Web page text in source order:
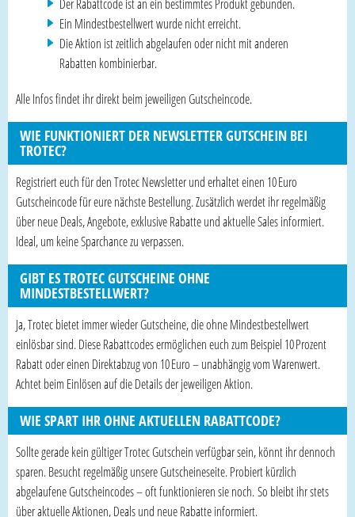
Der Rabattcode ist an ein bestimmtes Produkt gebunden.
Ein Mindestbestellwert wurde nicht erreicht.
Die Aktion ist zeitlich abgelaufen oder nicht mit anderen
Rabatten kombinierbar.
Alle Infos findet ihr direkt beim jeweiligen Gutscheincode.
WIE FUNKTIONIERT DER NEWSLETTER GUTSCHEIN BEI
TROTEC?
Registriert euch für den Trotec Newsletter und erhaltet einen 10 Euro
Gutscheincode für eure nächste Bestellung. Zusätzlich werdet ihr regelmäßig
über neue Deals, Angebote, exklusive Rabatte und aktuelle Sales informiert.
Ideal, um keine Sparchance zu verpassen.
GIBT ES TROTEC GUTSCHEINE OHNE
MINDESTBESTELLWERT?
Ja, Trotec bietet immer wieder Gutscheine, die ohne Mindestbestellwert
einlösbar sind. Diese Rabattcodes ermöglichen euch zum Beispiel 10 Prozent
Rabatt oder einen Direktabzug von 10 Euro – unabhängig vom Warenwert.
Achtet beim Einlösen auf die Details der jeweiligen Aktion.
WIE SPART IHR OHNE AKTUELLEN RABATTCODE?
Sollte gerade kein gültiger Trotec Gutschein verfügbar sein, könnt ihr dennoch
sparen. Besucht regelmäßig unsere Gutscheineseite. Probiert kürzlich
abgelaufene Gutscheincodes – oft funktionieren sie noch. So bleibt ihr stets
über aktuelle Aktionen, Deals und neue Rabatte informiert.